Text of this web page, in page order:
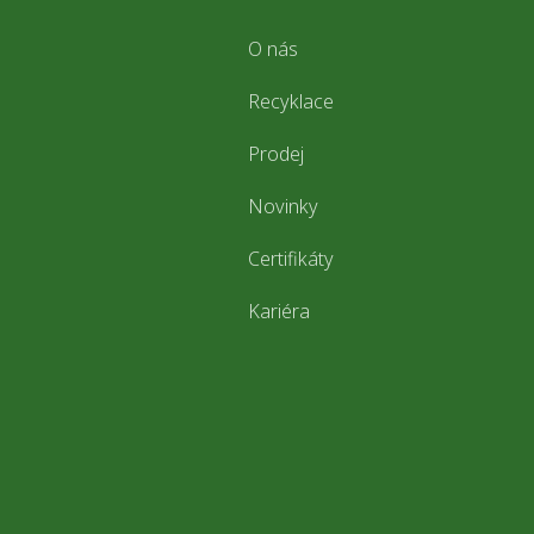
O nás
Recyklace
Prodej
Novinky
Certifikáty
Kariéra